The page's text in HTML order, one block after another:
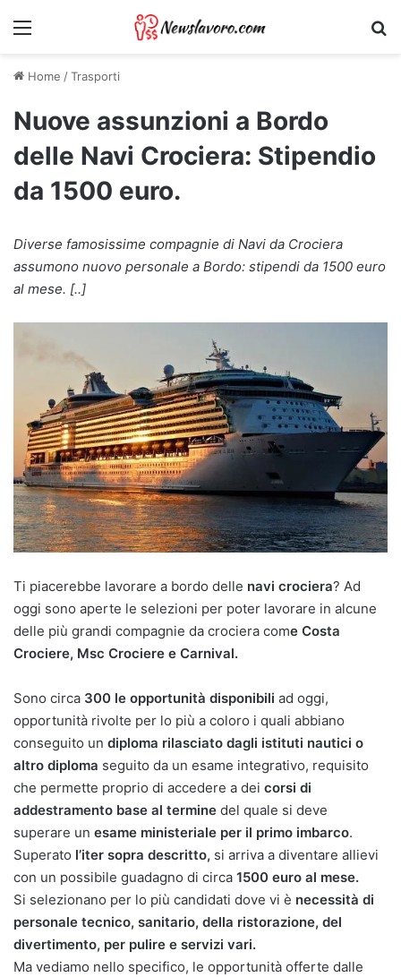
Menu
Home /Trasporti
Nuove assunzioni a Bordo
delle Navi Crociera: Stipendio
da 1500 euro.
Diverse famosissime compagnie di Navi da Crociera
assumono nuovo personale a Bordo: stipendi da 1500 euro
al mese. [..]
Ti piacerebbe lavorare a bordo delle navi crociera? Ad
oggi sono aperte le selezioni per poter lavorare in alcune
delle più grandi compagnie da crociera come Costa
Crociere, Msc Crociere e Carnival.
Sono circa 300 le opportunità disponibili ad oggi,
opportunità rivolte per lo più a coloro i quali abbiano
conseguito un diploma rilasciato dagli istituti nautici o
altro diploma seguito da un esame integrativo, requisito
che permette proprio di accedere a dei corsi di
addestramento base al termine del quale si deve
superare un esame ministeriale per il primo imbarco.
Superato l’iter sopra descritto, si arriva a diventare allievi
con un possibile guadagno di circa 1500 euro al mese.
Si selezionano per lo più candidati dove vi è necessità di
personale tecnico, sanitario, della ristorazione, del
divertimento, per pulire e servizi vari.
Ma vediamo nello specifico, le opportunità offerte dalle